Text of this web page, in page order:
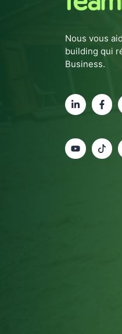
Nous vous
building qui
Business.